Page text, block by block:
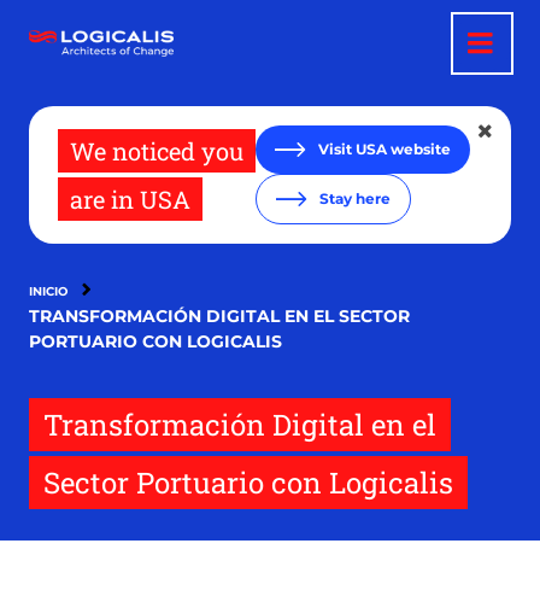
contenido
We noticed you
are in USA
Visit USA website
Stay here
INICIO
TRANSFORMACIÓN DIGITAL EN EL SECTOR
PORTUARIO CON LOGICALIS
Transformación Digital en el
Sector Portuario con Logicalis